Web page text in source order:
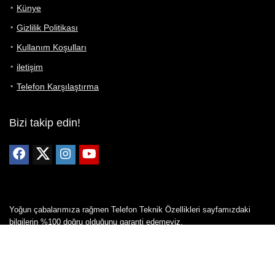
Künye
Gizlilik Politikası
Kullanım Koşulları
iletişim
Telefon Karşılaştırma
Bizi takip edin!
Yoğun çabalarımıza rağmen Telefon Teknik Özellikleri sayfamızdaki
bilgilerin %100 doğru olduğunu garanti edemeyiz.